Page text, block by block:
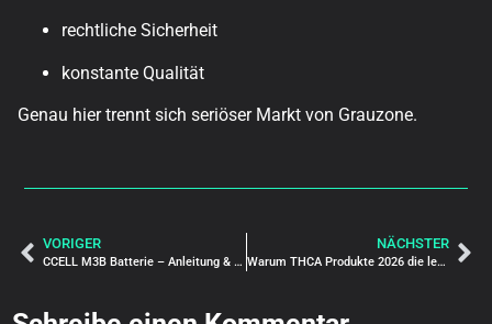
rechtliche Sicherheit
konstante Qualität
Genau hier trennt sich seriöser Markt von Grauzone.
VORIGER
CCELL M3B Batterie – Anleitung & Erklärung für Einsteiger (mit Bildern)
NÄCHSTER
Warum THCA Produkte 2026 die legale Alternative zu THC sind